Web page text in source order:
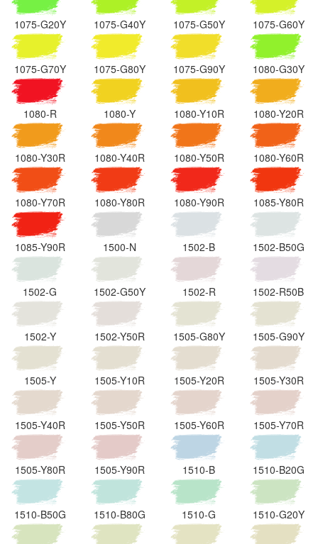
1075-G20Y 1075-G40Y 1075-G50Y 1075-G60Y
1075-G70Y 1075-G80Y 1075-G90Y 1080-G30Y
1080-R 1080-Y 1080-Y10R 1080-Y20R
1080-Y30R 1080-Y40R 1080-Y50R 1080-Y60R
1080-Y70R 1080-Y80R 1080-Y90R 1085-Y80R
1085-Y90R 1500-N 1502-B 1502-B50G
1502-G 1502-G50Y 1502-R 1502-R50B
1502-Y 1502-Y50R 1505-G80Y 1505-G90Y
1505-Y 1505-Y10R 1505-Y20R 1505-Y30R
1505-Y40R 1505-Y50R 1505-Y60R 1505-Y70R
1505-Y80R 1505-Y90R 1510-B 1510-B20G
1510-B50G 1510-B80G 1510-G 1510-G20Y